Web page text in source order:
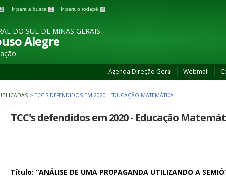
2 Ir para a busca 3 Ir para o rodapé 4
DO SUL DE MINAS GERAIS
Alegre
Agenda Direção Geral Webmail
>TCC'S DEFENDIDOS EM 2020 - EDUCAÇÃO MATEMÁTICA
TCC's defendidos em 2020 - Educação
Título: “ANÁLISE DE UMA PROPAGANDA UTILIZANDO A